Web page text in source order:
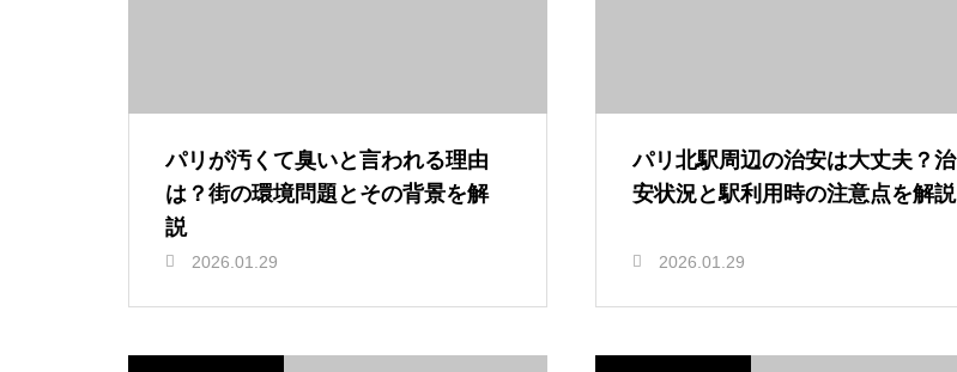
パリが汚くて臭いと言われる理由
は？街の環境問題とその背景を解
説
2026.01.29
パリ北駅周辺の治安は大丈夫？治
安状況と駅利用時の注意点を解説
2026.01.29